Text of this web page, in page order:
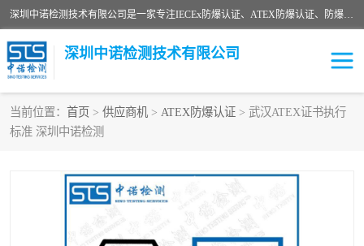
深圳中诺检测技术有限公司是一家专注IECEx防爆认证、ATEX防爆认证、防爆电气检测、防爆合格证、煤安认证等代理机构，可为客户提供从防爆设计、认证、现场检查、工程施工改造、培训等一站式服务。
深圳中诺检测技术有限公司
当前位置： 首页 > 供应商机 > ATEX防爆认证 > 武汉ATEX证书执行
标准 深圳中诺检测
ATEX防爆认证
防爆3C认证 现场防爆检测
煤安矿安